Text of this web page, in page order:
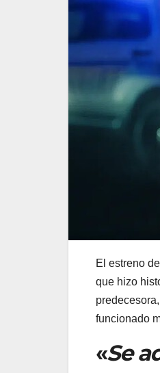
El estreno
que hizo
funcionado
«Se